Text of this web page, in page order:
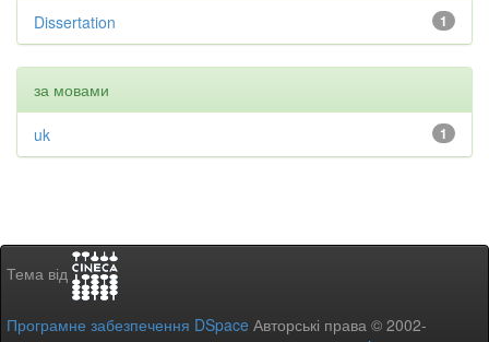
1
Dissertation
за мовами
1
uk
Тема від
Програмне забезпечення DSpace Авторські права © 2002-